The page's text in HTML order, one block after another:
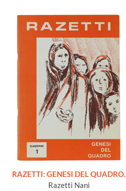
RAZETTI: GENESI DEL QUADRO.
Razetti Nani